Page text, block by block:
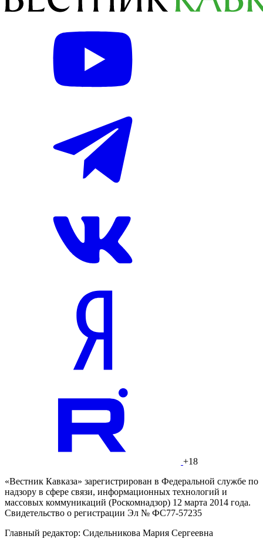
+18
«Вестник Кавказа» зарегистрирован в Федеральной службе по
надзору в сфере связи, информационных технологий и
массовых коммуникаций (Роскомнадзор) 12 марта 2014 года.
Свидетельство о регистрации Эл № ФС77-57235
Главный редактор: Сидельникова Мария Сергеевна